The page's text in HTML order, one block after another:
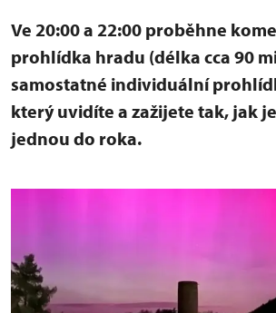
Ve 20:00 a 22:00 proběhne
prohlídka hradu (délka cca 90
samostatné individuální
který uvidíte a zažijete tak, jak
jednou do roka.